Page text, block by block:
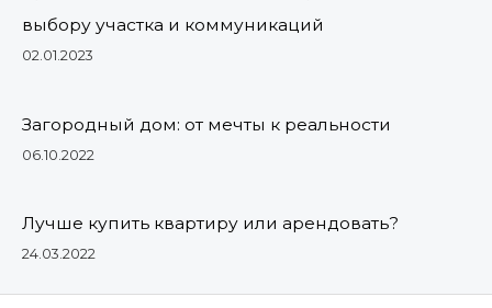
выбору участка и коммуникаций
02.01.2023
Загородный дом: от мечты к реальности
06.10.2022
Лучше купить квартиру или арендовать?
24.03.2022